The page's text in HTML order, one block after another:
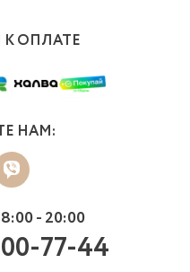
ОПЛАТЕ
НАМ:
8:00 - 20:00
77-44